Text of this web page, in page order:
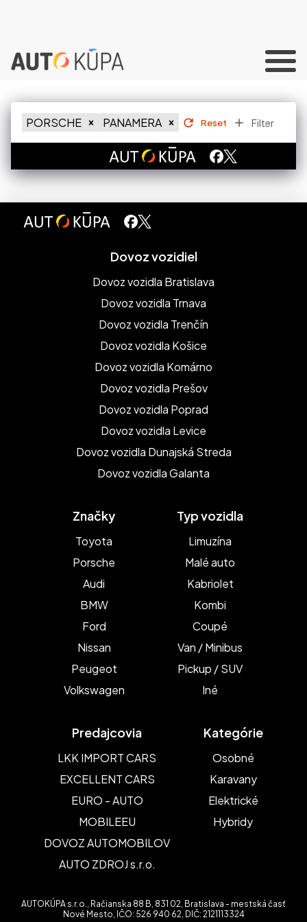
PORSCHE PANAMERA Reset Filter
Dovoz vozidiel
Dovoz vozidla Bratislava
Dovoz vozidla Trnava
Dovoz vozidla Trenčín
Dovoz vozidla Košice
Dovoz vozidla Komárno
Dovoz vozidla Prešov
Dovoz vozidla Poprad
Dovoz vozidla Levice
Dovoz vozidla Dunajská Streda
Dovoz vozidla Galanta
Značky
Toyota
Porsche
Audi
BMW
Ford
Nissan
Peugeot
Volkswagen
Typ vozidla
Limuzína
Malé auto
Kabriolet
Kombi
Coupé
Van / Minibus
Pickup / SUV
Iné
Predajcovia
LKK IMPORT CARS
EXCELLENT CARS
EURO - AUTO
MOBILEEU
DOVOZ AUTOMOBILOV
AUTO ZDROJ s.r.o.
Kategórie
Osobné
Karavany
Elektrické
Hybridy
AUTOKÚPA s.r.o., Račianska 88 B, 831 02, Bratislava - mestská časť
Nové Mesto, IČO: 526 940 62, DIČ: 2121113324